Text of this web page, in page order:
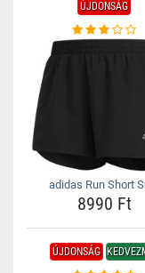
ÚJDONSÁG
adidas Run Short
8990 Ft
ÚJDONSÁG